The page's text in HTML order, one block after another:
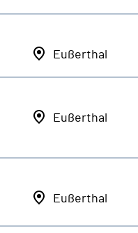
Eußerthal
Eußerthal
Eußerthal